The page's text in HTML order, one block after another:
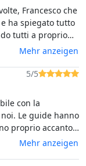
Francesco che
ha spiegato tutto
tutti a proprio
Mehr anzeigen
5/5
con la
Le guide hanno
proprio accanto
e hanno
e bellissimo,
Mehr anzeigen